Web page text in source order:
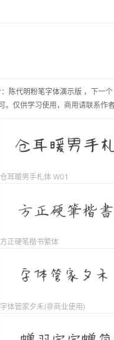
陈代明粉笔字体演示版 ， 下一
。仅供学习使用，商用请联系作
仓耳暖男手札体 W01
方正硬笔楷书繁体
字体管家夕禾(非商业使用)